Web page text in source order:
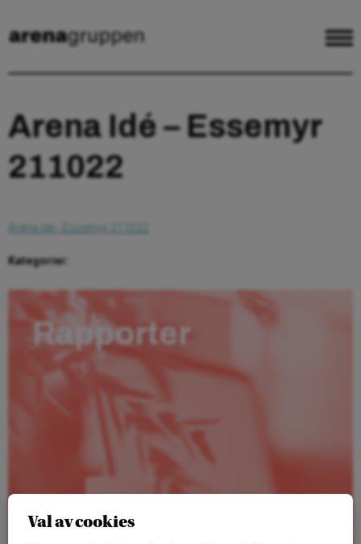
Arena Idé – Essemyr
211022
Arena Idé - Essemyr 211022
Kategorier:
Rapporter
Val av cookies